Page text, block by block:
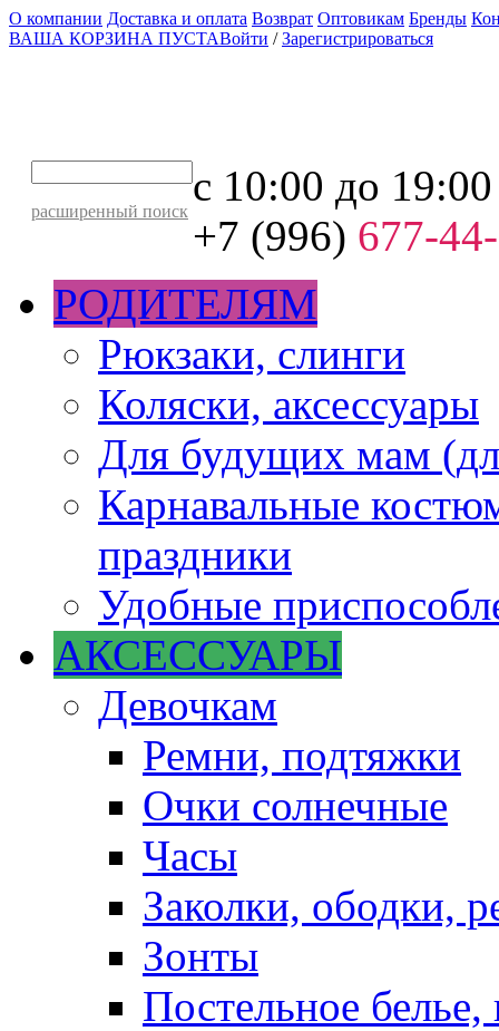
О компании Доставка и оплата Возврат Оптовикам Бренды
ВАША КОРЗИНА ПУСТАВойти /Зарегистрироваться
расширенный поиск
с 10:00 до 19:00
+7 (996) 677-
РОДИТЕЛЯМ
Рюкзаки, слинги
Коляски, аксессуары
Для будущих мам
Карнавальные
праздники
Удобные
АКСЕССУАРЫ
Девочкам
Ремни, подтяжки
Очки солнечные
Часы
Заколки, ободки,
Зонты
Постельное белье,